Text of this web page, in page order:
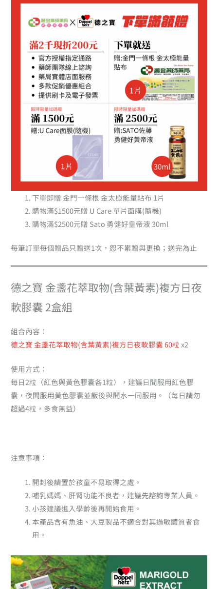
下單即贈 金門一條根 金太極能量貼布 1片
購物滿$1500元贈 U Care 單片面膜(隨機)
購物滿$2500元贈 Sato 勇健好皇帝液 30ml
每筆訂單每個贈品只贈送1次，恕不累贈與更換；送完為止
德之寶 金盞花萃取物(含葉黃素)複方日夜
軟膠囊 2盒組
組合內容：
德之寶 金盞花萃取物(含葉黃素)複方日夜軟膠囊 60粒x2
使用方式：
每日2粒（紅色與黃色膠囊各1粒），建議日間服用紅色膠
囊，夜間服用黃色膠囊並飯後與開水一同服用。（每日請勿
超過4粒，多食無益）
注意事項：
開封後請置於孩童不易取得之處。
哺乳媽媽、肝腎功能不良者，建議先諮詢專業人員。
小孩建議進入學齡後再開始食用。
本產品含有魚油、大豆製品不適合對其過敏體質者食
用。